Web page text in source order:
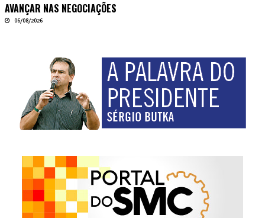
AVANÇAR NAS NEGOCIAÇÕES
06/08/2026